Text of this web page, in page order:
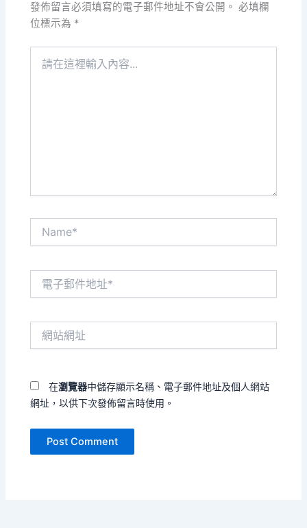
發佈留言必須填寫的電子郵件地址不會公開。 必填欄
位標示為 *
在瀏覽器中儲存顯示名稱、電子郵件地址及個人網站
網址，以供下次發佈留言時使用。